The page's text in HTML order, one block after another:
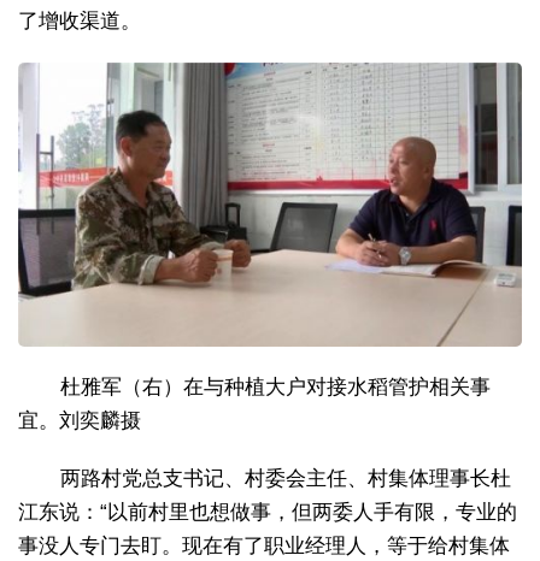
了增收渠道。
杜雅军（右）在与种植大户对接水稻管护相关事
宜。刘奕麟摄
两路村党总支书记、村委会主任、村集体理事长杜
江东说：“以前村里也想做事，但两委人手有限，专业的
事没人专门去盯。现在有了职业经理人，等于给村集体